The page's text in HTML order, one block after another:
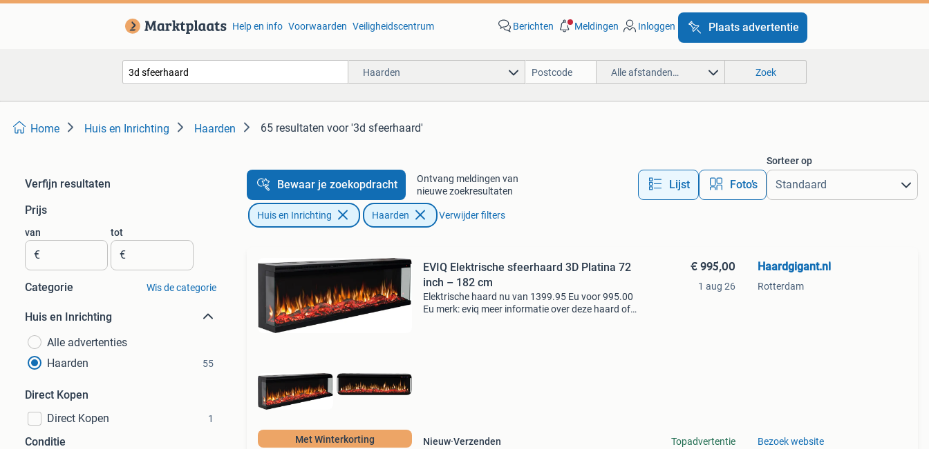
Help en info Voorwaarden Veiligheidscentrum Berichten Meldingen Inloggen Plaats advertentie
Haarden Alle afstanden… Zoek
Home Huis en Inrichting Haarden 65 resultaten voor '3d sfeerhaard'
Verfijn resultaten
Prijs
van
€
tot
€
Categorie Wis de categorie
Huis en Inrichting
Alle advertenties
Haarden
55
Direct Kopen
Direct Kopen
1
Conditie
Bewaar je zoekopdracht
Ontvang meldingen van
nieuwe zoekresultaten
Lijst Foto’s
Sorteer op
Huis en Inrichting Haarden Verwijder filters
Met Winterkorting
EVIQ Elektrische sfeerhaard 3D Platina 72
inch – 182 cm
Elektrische haard nu van 1399.95 Eu voor 995.00
Eu merk: eviq meer informatie over deze haard of
Nieuw Verzenden
€ 995,00
1 aug 26
Topadvertentie
Haardgigant.nl
Rotterdam
Bezoek website